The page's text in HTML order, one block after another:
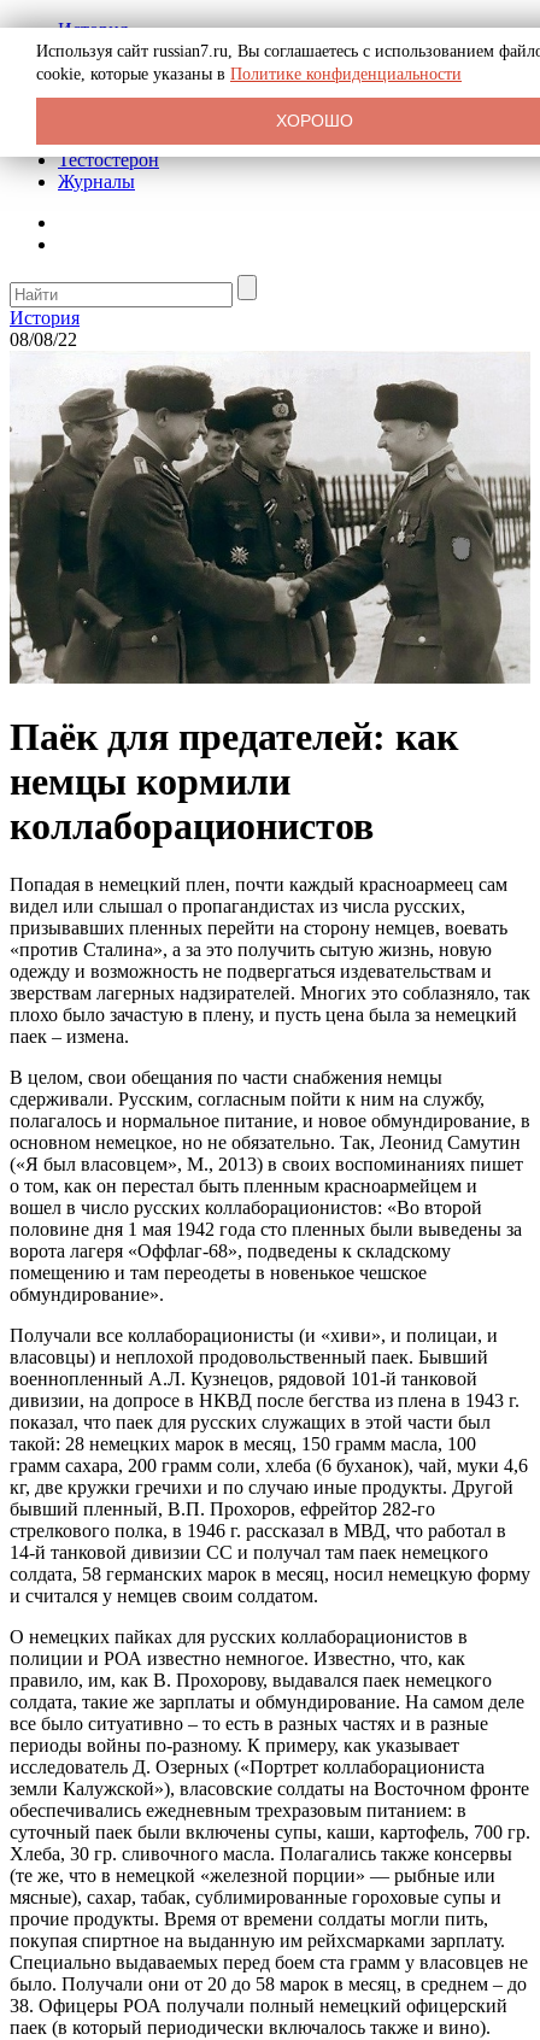
История
Биография
Криминал
Реклама на сайте
Тестостерон
Журналы
История
08/08/22
Паёк для предателей: как
немцы кормили
коллаборационистов
Попадая в немецкий плен, почти каждый красноармеец сам
видел или слышал о пропагандистах из числа русских,
призывавших пленных перейти на сторону немцев, воевать
«против Сталина», а за это получить сытую жизнь, новую
одежду и возможность не подвергаться издевательствам и
зверствам лагерных надзирателей. Многих это соблазняло, так
плохо было зачастую в плену, и пусть цена была за немецкий
паек – измена.
В целом, свои обещания по части снабжения немцы
сдерживали. Русским, согласным пойти к ним на службу,
полагалось и нормальное питание, и новое обмундирование, в
основном немецкое, но не обязательно. Так, Леонид Самутин
(«Я был власовцем», М., 2013) в своих воспоминаниях пишет
о том, как он перестал быть пленным красноармейцем и
вошел в число русских коллаборационистов: «Во второй
половине дня 1 мая 1942 года сто пленных были выведены за
ворота лагеря «Оффлаг-68», подведены к складскому
помещению и там переодеты в новенькое чешское
обмундирование».
Получали все коллаборационисты (и «хиви», и полицаи, и
власовцы) и неплохой продовольственный паек. Бывший
военнопленный А.Л. Кузнецов, рядовой 101-й танковой
дивизии, на допросе в НКВД после бегства из плена в 1943 г.
показал, что паек для русских служащих в этой части был
такой: 28 немецких марок в месяц, 150 грамм масла, 100
грамм сахара, 200 грамм соли, хлеба (6 буханок), чай, муки 4,6
кг, две кружки гречихи и по случаю иные продукты. Другой
бывший пленный, В.П. Прохоров, ефрейтор 282-го
стрелкового полка, в 1946 г. рассказал в МВД, что работал в
14-й танковой дивизии СС и получал там паек немецкого
солдата, 58 германских марок в месяц, носил немецкую форму
и считался у немцев своим солдатом.
О немецких пайках для русских коллаборационистов в
полиции и РОА известно немногое. Известно, что, как
правило, им, как В. Прохорову, выдавался паек немецкого
солдата, такие же зарплаты и обмундирование. На самом деле
все было ситуативно – то есть в разных частях и в разные
периоды войны по-разному. К примеру, как указывает
исследователь Д. Озерных («Портрет коллаборациониста
земли Калужской»), власовские солдаты на Восточном фронте
обеспечивались ежедневным трехразовым питанием: в
суточный паек были включены супы, каши, картофель, 700 гр.
Хлеба, 30 гр. сливочного масла. Полагались также консервы
(те же, что в немецкой «железной порции» — рыбные или
мясные), сахар, табак, сублимированные гороховые супы и
прочие продукты. Время от времени солдаты могли пить,
покупая спиртное на выданную им рейхсмарками зарплату.
Специально выдаваемых перед боем ста грамм у власовцев не
было. Получали они от 20 до 58 марок в месяц, в среднем – до
38. Офицеры РОА получали полный немецкий офицерский
паек (в который периодически включалось также и вино).
Используя сайт russian7.ru, Вы соглашаетесь с использованием
cookie, которые указаны в Политике конфиденциальности
ХОРОШО